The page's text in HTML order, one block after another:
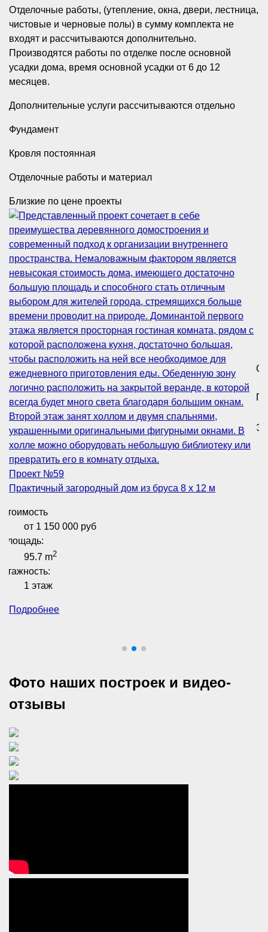
Отделочные работы, (утепление, окна, двери, лестница,
чистовые и черновые полы) в сумму комплекта не
входят и рассчитываются дополнительно.
Производятся работы по отделке после основной
усадки дома, время основной усадки от 6 до 12
месяцев.
Дополнительные услуги рассчитываются отдельно
Фундамент
Кровля постоянная
Отделочные работы и материал
Близкие по цене проекты
Проект №59
Практичный загородный дом из бруса 8 x 12 м
Стоимость
от 1 150 000 руб
Площадь:
95.7 m2
Этажность:
1 этаж
Подробнее
Фото наших построек и видео-
отзывы